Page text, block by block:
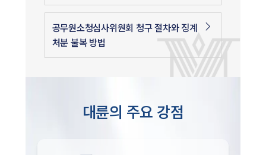
공무원소청심사위원회 청구 절차와 징계
처분 불복 방법
대륜의 주요 강점